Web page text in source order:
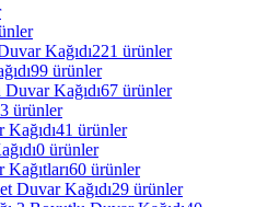
Kağıdı221 ürünler
99 ürünler
Kağıdı67 ürünler
ürünler
41 ürünler
0 ürünler
Kağıtları60 ürünler
Duvar Kağıdı29 ürünler